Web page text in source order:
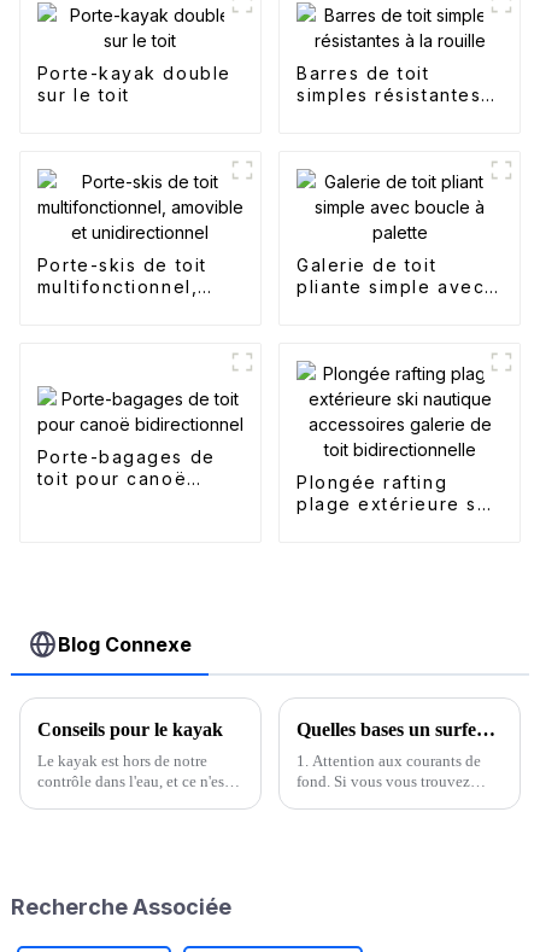
Porte-kayak double
sur le toit
Barres de toit
simples résistantes à
Porte-skis de toit
multifonctionnel,
Galerie de toit
pliante simple avec
Porte-bagages de
toit pour canoë
Plongée rafting
plage extérieure ski
Blog Connexe
Conseils pour le kayak
Le kayak est hors de notre
contrôle dans l'eau, et ce n'est
surface de certains cuirs
Quelles bases un surfeur débutant doit-il connaître ?
1. Attention aux courants de
fond. Si vous vous trouvez
Recherche Associée